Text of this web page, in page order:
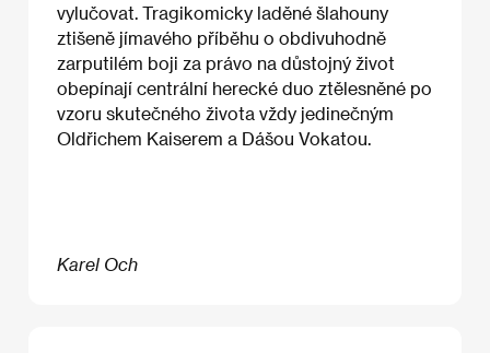
vylučovat. Tragikomicky laděné šlahouny
ztišeně jímavého příběhu o obdivuhodně
zarputilém boji za právo na důstojný život
obepínají centrální herecké duo ztělesněné po
vzoru skutečného života vždy jedinečným
Oldřichem Kaiserem a Dášou Vokatou.
Karel Och